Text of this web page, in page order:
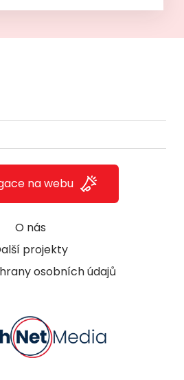
O nás
projekty
osobních údajů
na webu